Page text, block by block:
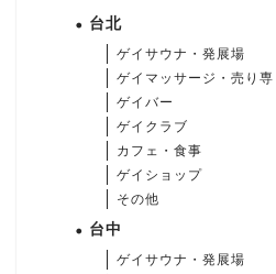
台北
ゲイサウナ・発展場
ゲイマッサージ・売り専
ゲイバー
ゲイクラブ
カフェ・食事
ゲイショップ
その他
台中
ゲイサウナ・発展場